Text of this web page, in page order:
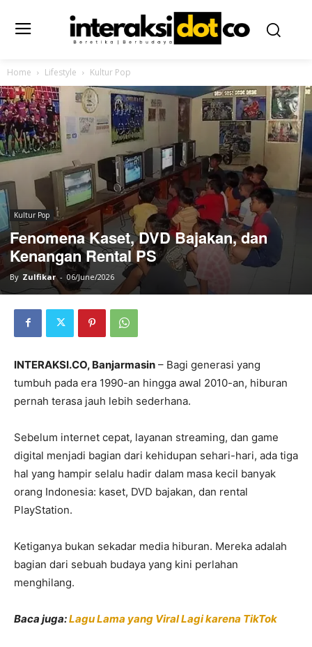
Home Lifestyle Kultur Pop
Kultur Pop
Fenomena Kaset, DVD Bajakan, dan
Kenangan Rental PS
By Zulfikar - 06/June/2026
INTERAKSI.CO, Banjarmasin – Bagi generasi yang
tumbuh pada era 1990-an hingga awal 2010-an, hiburan
pernah terasa jauh lebih sederhana.
Sebelum internet cepat, layanan streaming, dan game
digital menjadi bagian dari kehidupan sehari-hari, ada tiga
hal yang hampir selalu hadir dalam masa kecil banyak
orang Indonesia: kaset, DVD bajakan, dan rental
PlayStation.
Ketiganya bukan sekadar media hiburan. Mereka adalah
bagian dari sebuah budaya yang kini perlahan
menghilang.
Baca juga:Lagu Lama yang Viral Lagi karena TikTok